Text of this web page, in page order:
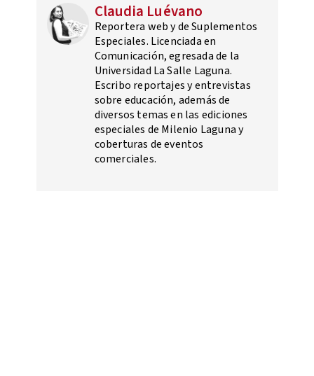
Claudia Luévano
Reportera web y de Suplementos
Especiales. Licenciada en
Comunicación, egresada de la
Universidad La Salle Laguna.
Escribo reportajes y entrevistas
sobre educación, además de
diversos temas en las ediciones
especiales de Milenio Laguna y
coberturas de eventos
comerciales.